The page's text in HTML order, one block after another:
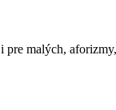
malých,